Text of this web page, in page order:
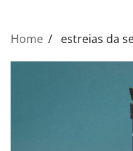
Home estreias da